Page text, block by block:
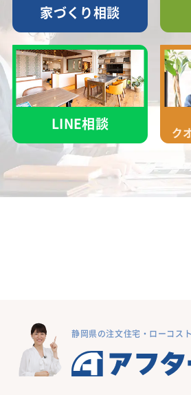
家づくり相談
LINE相談 ク
静岡県の注文住宅・ローコス